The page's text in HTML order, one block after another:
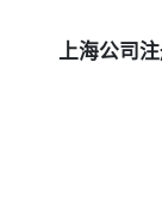
上海公司